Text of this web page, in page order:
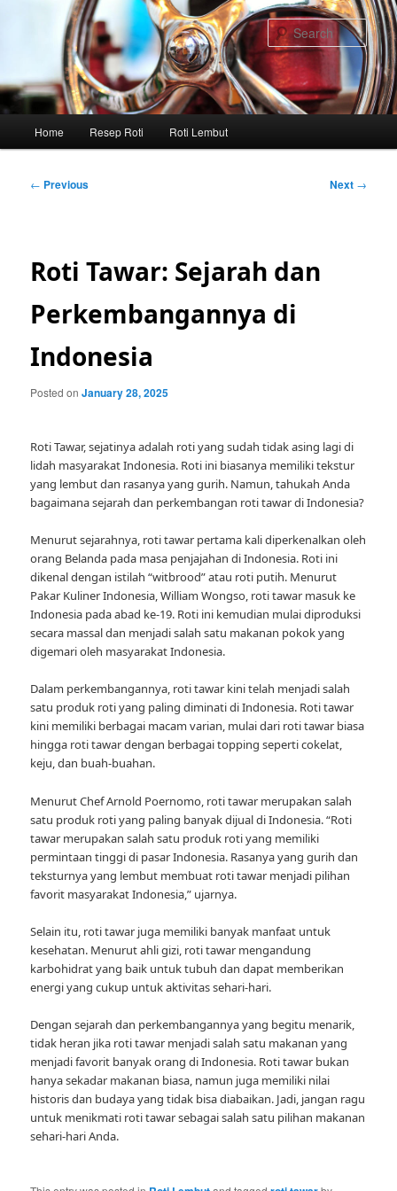
Home Resep Roti Roti Lembut
Post
← Previous Next →
Roti Tawar: Sejarah dan
Perkembangannya di
Indonesia
Posted onJanuary 28, 2025
Roti Tawar, sejatinya adalah roti yang sudah tidak asing lagi di
lidah masyarakat Indonesia. Roti ini biasanya memiliki tekstur
yang lembut dan rasanya yang gurih. Namun, tahukah Anda
bagaimana sejarah dan perkembangan roti tawar di Indonesia?
Menurut sejarahnya, roti tawar pertama kali diperkenalkan oleh
orang Belanda pada masa penjajahan di Indonesia. Roti ini
dikenal dengan istilah “witbrood” atau roti putih. Menurut
Pakar Kuliner Indonesia, William Wongso, roti tawar masuk ke
Indonesia pada abad ke-19. Roti ini kemudian mulai diproduksi
secara massal dan menjadi salah satu makanan pokok yang
digemari oleh masyarakat Indonesia.
Dalam perkembangannya, roti tawar kini telah menjadi salah
satu produk roti yang paling diminati di Indonesia. Roti tawar
kini memiliki berbagai macam varian, mulai dari roti tawar biasa
hingga roti tawar dengan berbagai topping seperti cokelat,
keju, dan buah-buahan.
Menurut Chef Arnold Poernomo, roti tawar merupakan salah
satu produk roti yang paling banyak dijual di Indonesia. “Roti
tawar merupakan salah satu produk roti yang memiliki
permintaan tinggi di pasar Indonesia. Rasanya yang gurih dan
teksturnya yang lembut membuat roti tawar menjadi pilihan
favorit masyarakat Indonesia,” ujarnya.
Selain itu, roti tawar juga memiliki banyak manfaat untuk
kesehatan. Menurut ahli gizi, roti tawar mengandung
karbohidrat yang baik untuk tubuh dan dapat memberikan
energi yang cukup untuk aktivitas sehari-hari.
Dengan sejarah dan perkembangannya yang begitu menarik,
tidak heran jika roti tawar menjadi salah satu makanan yang
menjadi favorit banyak orang di Indonesia. Roti tawar bukan
hanya sekadar makanan biasa, namun juga memiliki nilai
historis dan budaya yang tidak bisa diabaikan. Jadi, jangan ragu
untuk menikmati roti tawar sebagai salah satu pilihan makanan
sehari-hari Anda.